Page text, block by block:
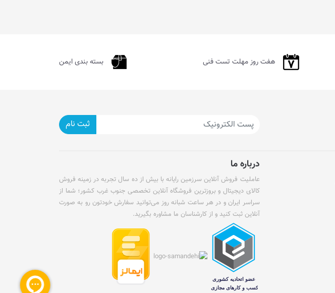
هفت روز مهلت تست فنی بسته بندی ایمن
ثبت نام
درباره ما
عاملیت فروش آنلاین سرزمین رایانه با بیش از ده سال تجربه در زمینه فروش
کالای دیجیتال و بروزترین فروشگاه آنلاین تخصصی جنوب غرب کشور؛ شما از
سراسر ایران و در هر ساعت شبانه روز می‌توانید سفارش خودتون رو به صورت
آنلاین ثبت کنید و از کارشناسان ما مشاوره بگیرید.